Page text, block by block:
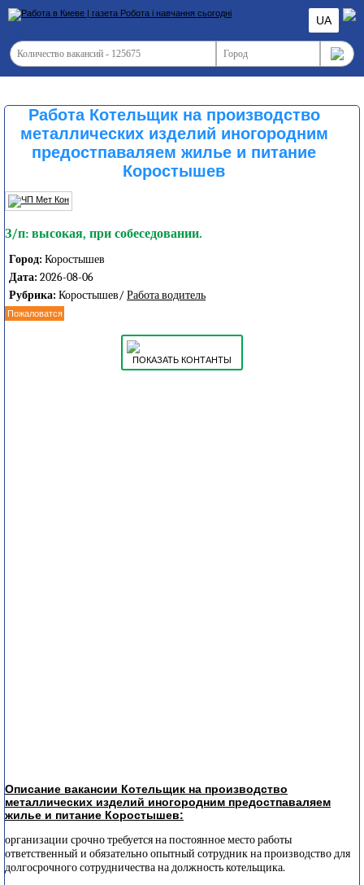
UA
Работа Котельщик на производство
металлических изделий иногородним
предостпаваляем жилье и питание
Коростышев
З/п: высокая, при собеседовании.
Город: Коростышев
Дата: 2026-08-06
Рубрика: Коростышев/ Работа водитель
Пожаловатся
ПОКАЗАТЬ КОНТАНТЫ
Описание вакансии Котельщик на производство
металлических изделий иногородним предостпаваляем
жилье и питание Коростышев:
организации срочно требуется на постоянное место работы
ответственный и обязательно опытный сотрудник на производство для
долгосрочного сотрудничества на должность котельщика.